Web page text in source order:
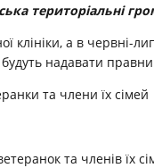
територіальні
а в червні-
надавати
та члени їх сімей
та членів їх